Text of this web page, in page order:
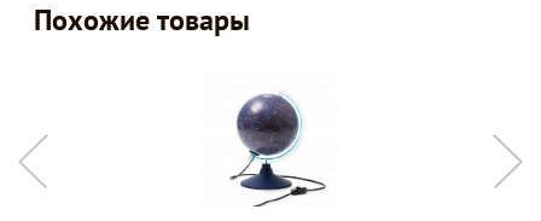
Похожие товары